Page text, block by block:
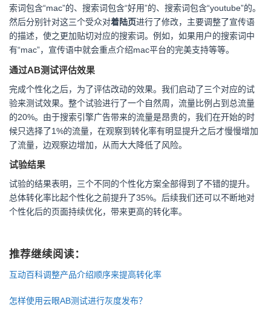
索词包含“mac”的、搜索词包含“好用”的、搜索词包含“youtube”的。
然后分别针对这三个受众对着陆页进行了修改，主要调整了宣传语
的描述，使之更加贴切对应的搜索词。例如，如果用户的搜索词中
有“mac”，宣传语中就会重点介绍mac平台的完美支持等等。
通过AB测试评估效果
完成个性化之后，为了评估改动的效果。我们启动了三个对应的试
验来测试效果。整个试验进行了一个自然周，流量比例占到总流量
的20%。由于搜索引擎广告带来的流量是昂贵的，我们在开始的时
候只选择了1%的流量，在观察到转化率有明显提升之后才慢慢增加
了流量，边观察边增加，从而大大降低了风险。
试验结果
试验的结果表明，三个不同的个性化方案全部得到了不错的提升。
总体转化率比起个性化之前提升了35%。后续我们还可以不断地对
个性化后的页面持续优化，带来更高的转化率。
推荐继续阅读：
互动百科调整产品介绍顺序来提高转化率
怎样使用云眼AB测试进行灰度发布？